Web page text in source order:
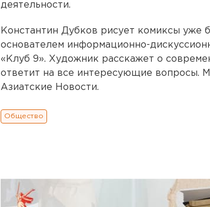
деятельности.
Константин Дубков рисует комиксы уже
основателем информационно-
«Клуб 9». Художник расскажет о
ответит на все интересующие вопросы.
Азиатские Новости.
Общество